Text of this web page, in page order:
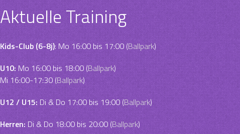
Aktuelle Training
Kids-Club (6-8j): Mo 16:00 bis 17:00 (Ballpark)
U10:Mo 16:00 bis 18:00 (Ballpark)
Mi 16:00-17:30 (Ballpark)
U12 / U15:Di & Do 17:00 bis 19:00 (Ballpark)
Herren:Di & Do 18:00 bis 20:00 (Ballpark)